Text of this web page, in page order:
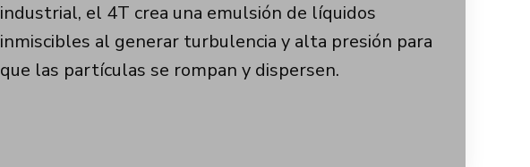
industrial, el 4T crea una emulsión de líquidos
inmiscibles al generar turbulencia y alta presión para
que las partículas se rompan y dispersen.